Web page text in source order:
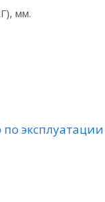
мм.
по эксплуатации